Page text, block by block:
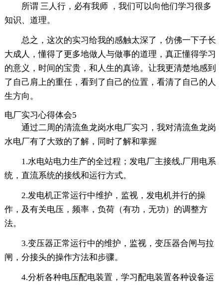
所谓 三人行，必有我师 ，我们可以向他们学习很多
知识、道理。
总之，这次的实习给我的感触太深了，仿佛一下子长
大成人，懂得了更多地做人与做事的道理，真正懂得学习
的意义，时间的宝贵，和人生的真谛。让我更清楚地感到
了自己肩上的重任，看到了自己的位置，看清了自己的人
生方向。
电厂实习心得体会5
通过二周的清流鱼龙岗水电厂实习，我对清流鱼龙岗
水电厂有了大致的了解，同时了解和掌握
1.水电站电力生产的全过程；发电厂主接线,厂用电系
统，直流系统的接线和运行方式。
2.发电机正常运行中维护，监视，发电机并行的操
作，及有关电压，频率，负荷（有功，无功）的调整方
法。
3.变压器正常运行中的维护，监视，变压器合闸与拉
闸，分接头的操作方法和步骤。
4.分析各种电压配电装置，学习配电装置各种设备运